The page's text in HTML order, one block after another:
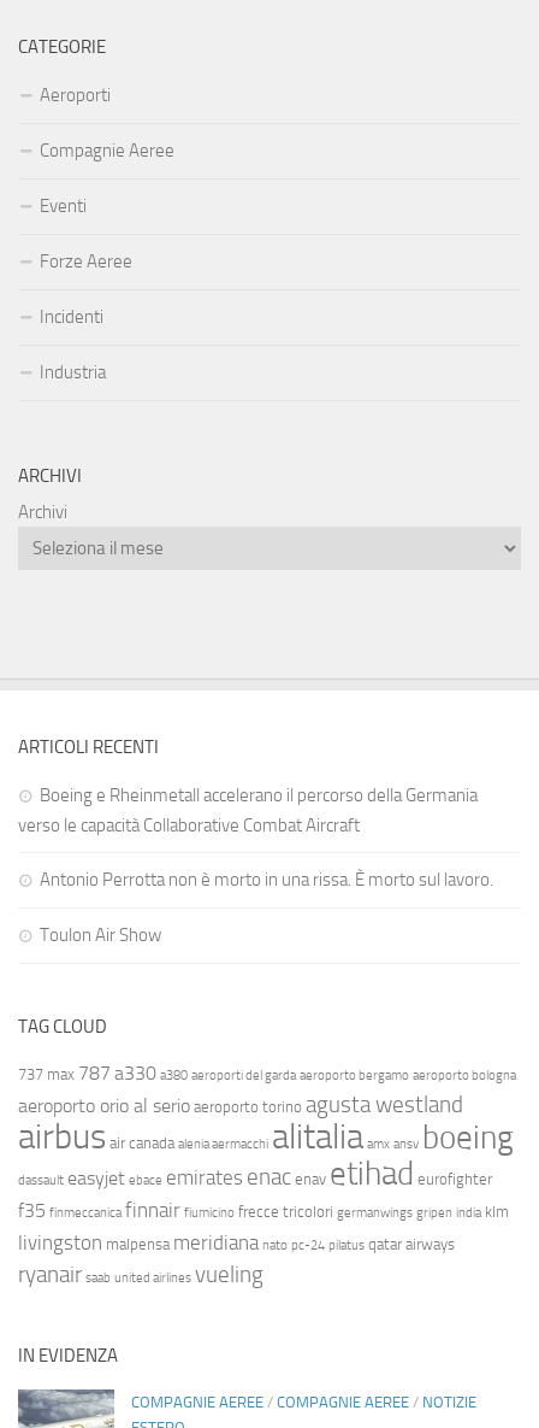
CATEGORIE
Aeroporti
Compagnie Aeree
Eventi
Forze Aeree
Incidenti
Industria
ARCHIVI
Archivi
ARTICOLI RECENTI
Boeing e Rheinmetall accelerano il percorso della Germania
verso le capacità Collaborative Combat Aircraft
Antonio Perrotta non è morto in una rissa. È morto sul lavoro.
Toulon Air Show
TAG CLOUD
737 max 787 a330 a380 aeroporti del garda aeroporto bergamo aeroporto bologna
aeroporto orio al serio aeroporto torino agusta westland
airbus air canada alenia aermacchi alitalia amx ansv boeing
dassault easyjet ebace emirates enac enav etihad eurofighter
f35 finmeccanica finnair fiumicino frecce tricolori germanwings gripen india klm
livingston malpensa meridiana nato pc-24 pilatus qatar airways
ryanair saab united airlines vueling
IN EVIDENZA
COMPAGNIE AEREE / COMPAGNIE AEREE / NOTIZIE